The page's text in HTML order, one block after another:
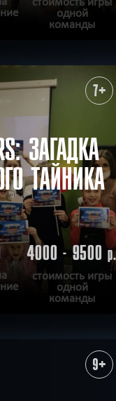
одной
команды
КВЕСТ ПРОЙДЕН 7+
ЗАГАДКА
ТАЙНИКА
4000 - 9500р.
стоимость игры
одной
команды
9+